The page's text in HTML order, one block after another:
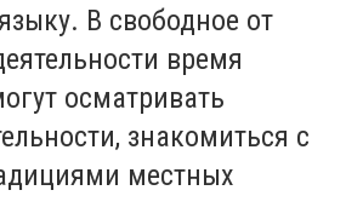
В свободное от
время
осматривать
знакомиться с
местных